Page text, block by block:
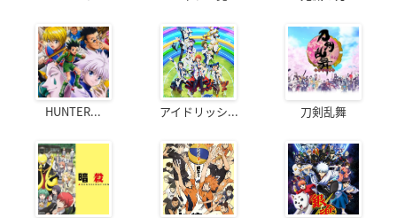
HUNTER... アイドリッシ... 刀剣乱舞